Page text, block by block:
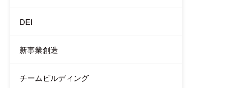
DEI
新事業創造
チームビルディング